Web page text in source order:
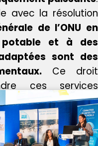
avec la résolution
de l’ONU en
potable et à des
sont des
Ce droit
ces services
sans danger et de
facilement